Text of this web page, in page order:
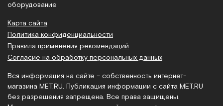
оборудование
Карта сайта
Политика конфиденциальности
Правила применения рекомендаций
Согласие на обработку персональных данных
Вся информация на сайте – собственность интернет-
магазина MET.RU. Публикация информации с сайта MET.RU
без разрешения запрещена. Все права защищены.